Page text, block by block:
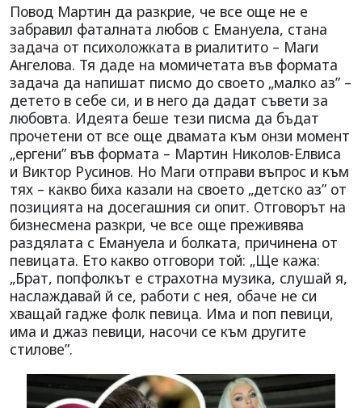
Повод Мартин да разкрие, че все още не е
забравил фаталната любов с Емануела, стана
задача от психоложката в риалитито – Маги
Ангелова. Тя даде на момичетата във формата
задача да напишат писмо до своето „малко аз” –
детето в себе си, и в него да дадат съвети за
любовта. Идеята беше тези писма да бъдат
прочетени от все още двамата към онзи момент
„ергени” във формата – Мартин Николов-Елвиса
и Виктор Русинов. Но Маги отправи въпрос и към
тях – какво биха казали на своето „детско аз” от
позицията на досегашния си опит. Отговорът на
бизнесмена разкри, че все още преживява
раздялата с Емануела и болката, причинена от
певицата. Ето какво отговори той: „Ще кажа:
„Брат, попфолкът е страхотна музика, слушай я,
наслаждавай й се, работи с нея, обаче не си
хващай гадже фолк певица. Има и поп певици,
има и джаз певици, насочи се към другите
стилове”.